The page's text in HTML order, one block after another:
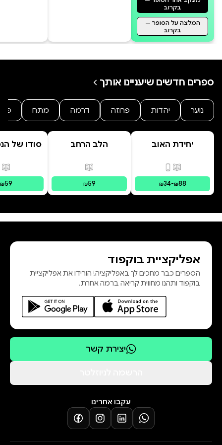
בקרוב
המלצה על הסופר —
בקרוב
ספרים חדשים שיעניינו אותך
נוער יהדות פרוזה דרמה מתח
יחידת האוב
פורמטים זמינים מודפס, דיגיטלי
₪34-₪88
הלב הרחב
פורמטים זמינים מודפס
₪59
סודו של
₪59
אפליקציית בוקפוד
הספרים כבר מחכים לך באפליקציה! הורידו את אפליקציית
בוקפוד ותהנו מחווית קריאה ברמה אחרת.
יצירת קשר
עקבו אחרינו